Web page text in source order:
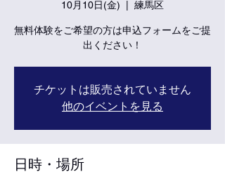
10月10日(金) 練馬区
無料体験をご希望の方は申込フォームをご提
出ください！
チケットは販売されていません
他のイベントを見る
日時・場所